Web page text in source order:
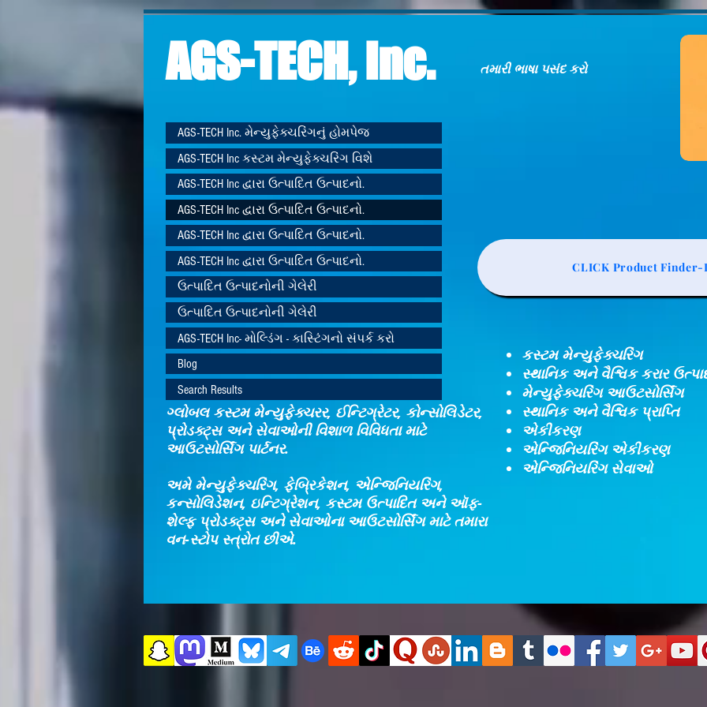
AGS-TECH, Inc.
AGS-TECH Inc. મેન્યુફેક્ચરિંગનું હોમપેજ
AGS-TECH Inc કસ્ટમ મેન્યુફેક્ચરિંગ વિશે
AGS-TECH Inc દ્વારા ઉત્પાદિત ઉત્પાદનો.
AGS-TECH Inc દ્વારા ઉત્પાદિત ઉત્પાદનો.
AGS-TECH Inc દ્વારા ઉત્પાદિત ઉત્પાદનો.
AGS-TECH Inc દ્વારા ઉત્પાદિત ઉત્પાદનો.
ઉત્પાદિત ઉત્પાદનોની ગેલેરી
ઉત્પાદિત ઉત્પાદનોની ગેલેરી
AGS-TECH Inc- મોલ્ડિંગ - કાસ્ટિંગનો સંપર્ક કરો
Blog
Search Results
ગ્લોબલ કસ્ટમ મેન્યુફેક્ચરર, ઈન્ટિગ્રેટર, કોન્સોલિડેટર,
પ્રોડક્ટ્સ અને સેવાઓની વિશાળ વિવિધતા માટે
આઉટસોર્સિંગ પાર્ટનર.
અમે મેન્યુફેક્ચરિંગ, ફેબ્રિકેશન, એન્જિનિયરિંગ,
કન્સોલિડેશન, ઇન્ટિગ્રેશન, કસ્ટમ ઉત્પાદિત અને ઑફ-
શેલ્ફ પ્રોડક્ટ્સ અને સેવાઓના આઉટસોર્સિંગ માટે તમારા
વન-સ્ટોપ સ્ત્રોત છીએ.
તમારી ભાષા પસંદ કરો
CLICK Product Finder-
કસ્ટમ મેન્યુફેક્ચરિંગ
સ્થાનિક અને વૈશ્વિક કરાર
મેન્યુફેક્ચરિંગ આઉટસોર્સિંગ
સ્થાનિક અને વૈશ્વિક પ્રાપ્તિ
એકીકરણ​
એન્જિનિયરિંગ એકીકરણ​
એન્જિનિયરિંગ સેવાઓ